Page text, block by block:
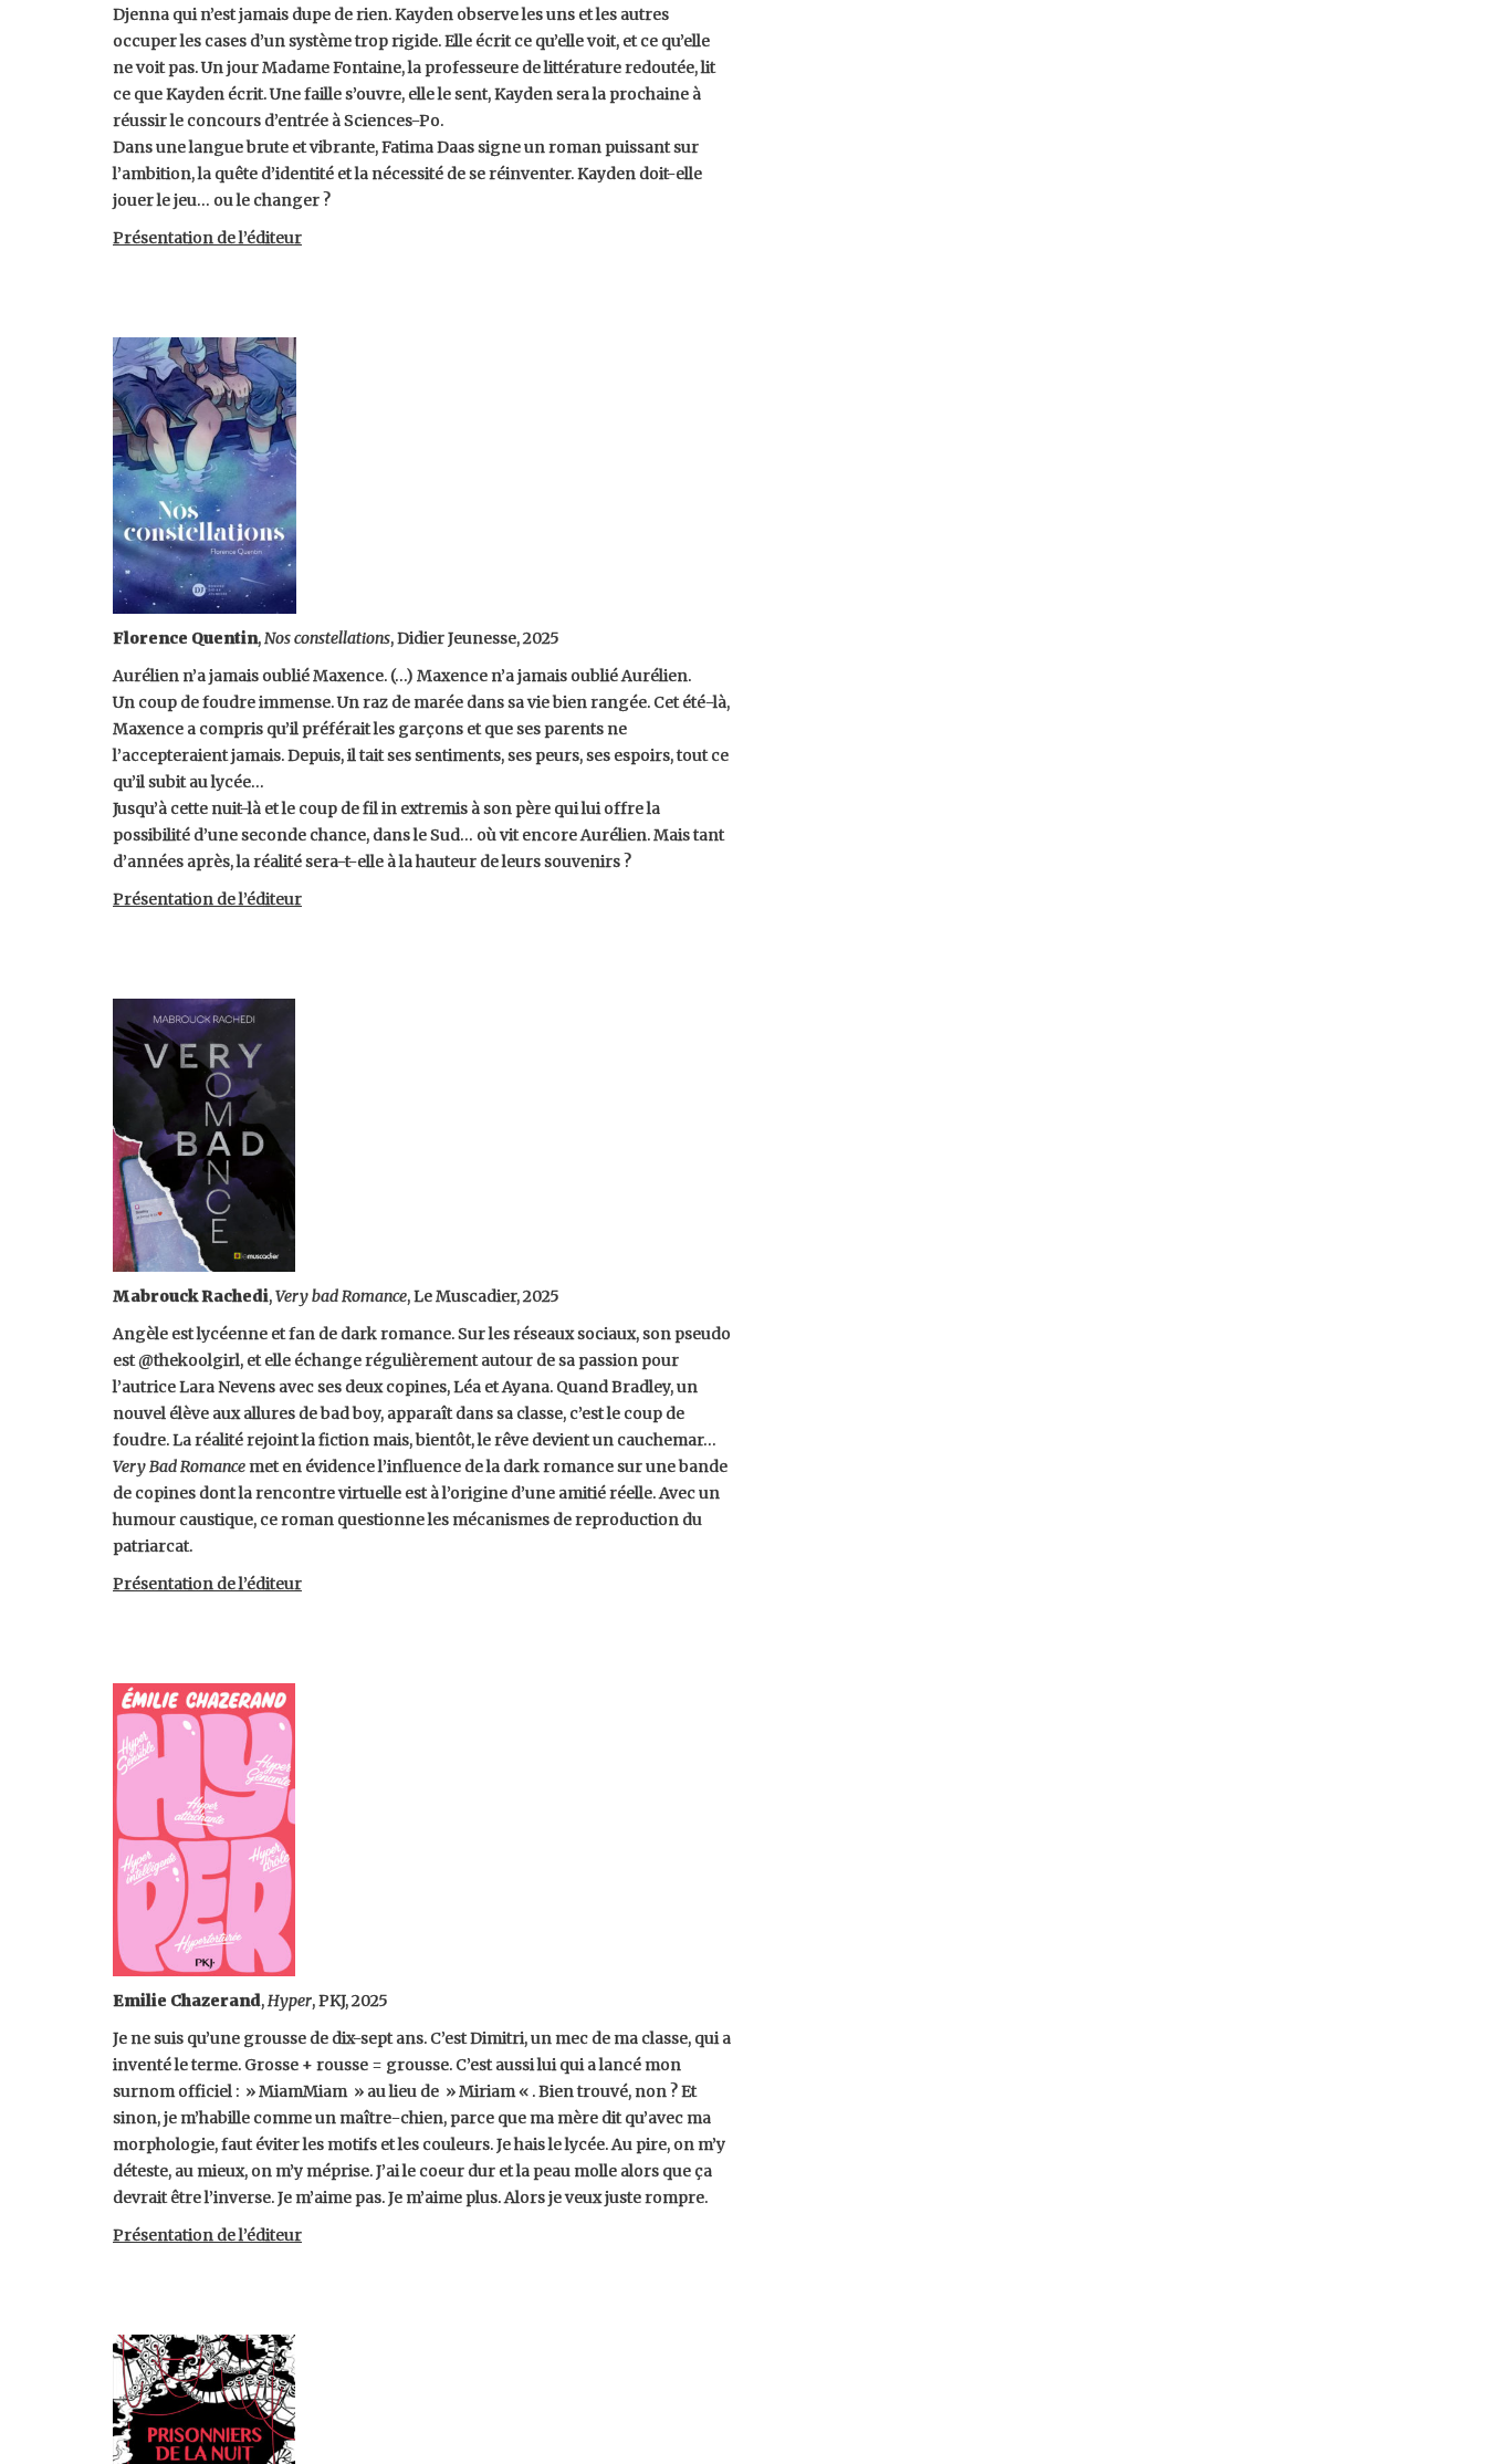
Djenna qui n’est jamais dupe de rien. Kayden observe les uns et les autres
occuper les cases d’un système trop rigide. Elle écrit ce qu’elle voit, et ce qu’elle
ne voit pas. Un jour Madame Fontaine, la professeure de littérature redoutée, lit
ce que Kayden écrit. Une faille s’ouvre, elle le sent, Kayden sera la prochaine à
réussir le concours d’entrée à Sciences-Po.
Dans une langue brute et vibrante, Fatima Daas signe un roman puissant sur
l’ambition, la quête d’identité et la nécessité de se réinventer. Kayden doit-elle
jouer le jeu… ou le changer ?
Présentation de l’éditeur
Florence Quentin,Nos constellations, Didier Jeunesse, 2025
Aurélien n’a jamais oublié Maxence. (…) Maxence n’a jamais oublié Aurélien.
Un coup de foudre immense. Un raz de marée dans sa vie bien rangée. Cet été-là,
Maxence a compris qu’il préférait les garçons et que ses parents ne
l’accepteraient jamais. Depuis, il tait ses sentiments, ses peurs, ses espoirs, tout ce
qu’il subit au lycée…
Jusqu’à cette nuit-là et le coup de fil in extremis à son père qui lui offre la
possibilité d’une seconde chance, dans le Sud… où vit encore Aurélien. Mais tant
d’années après, la réalité sera-t-elle à la hauteur de leurs souvenirs ?
Présentation de l’éditeur
Mabrouck Rachedi,Very bad Romance, Le Muscadier, 2025
Angèle est lycéenne et fan de dark romance. Sur les réseaux sociaux, son pseudo
est @thekoolgirl, et elle échange régulièrement autour de sa passion pour
l’autrice Lara Nevens avec ses deux copines, Léa et Ayana. Quand Bradley, un
nouvel élève aux allures de bad boy, apparaît dans sa classe, c’est le coup de
foudre. La réalité rejoint la fiction mais, bientôt, le rêve devient un cauchemar…
Very Bad Romancemet en évidence l’influence de la dark romance sur une bande
de copines dont la rencontre virtuelle est à l’origine d’une amitié réelle. Avec un
humour caustique, ce roman questionne les mécanismes de reproduction du
patriarcat.
Présentation de l’éditeur
Emilie Chazerand,Hyper, PKJ, 2025
Je ne suis qu’une grousse de dix-sept ans. C’est Dimitri, un mec de ma classe, qui a
inventé le terme. Grosse + rousse = grousse. C’est aussi lui qui a lancé mon
surnom officiel : » MiamMiam » au lieu de » Miriam « . Bien trouvé, non ? Et
sinon, je m’habille comme un maître-chien, parce que ma mère dit qu’avec ma
morphologie, faut éviter les motifs et les couleurs. Je hais le lycée. Au pire, on m’y
déteste, au mieux, on m’y méprise. J’ai le coeur dur et la peau molle alors que ça
devrait être l’inverse. Je m’aime pas. Je m’aime plus. Alors je veux juste rompre.
Présentation de l’éditeur